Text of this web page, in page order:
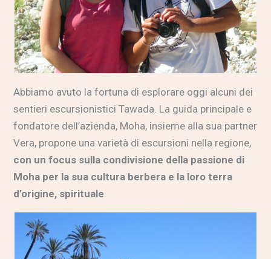
Abbiamo avuto la fortuna di esplorare oggi alcuni dei
sentieri escursionistici Tawada. La guida principale e
fondatore dell’azienda, Moha, insieme alla sua partner
Vera, propone una varietà di escursioni nella regione,
con un focus sulla condivisione della passione di
Moha per la sua cultura berbera e la loro terra
d’origine, spirituale.